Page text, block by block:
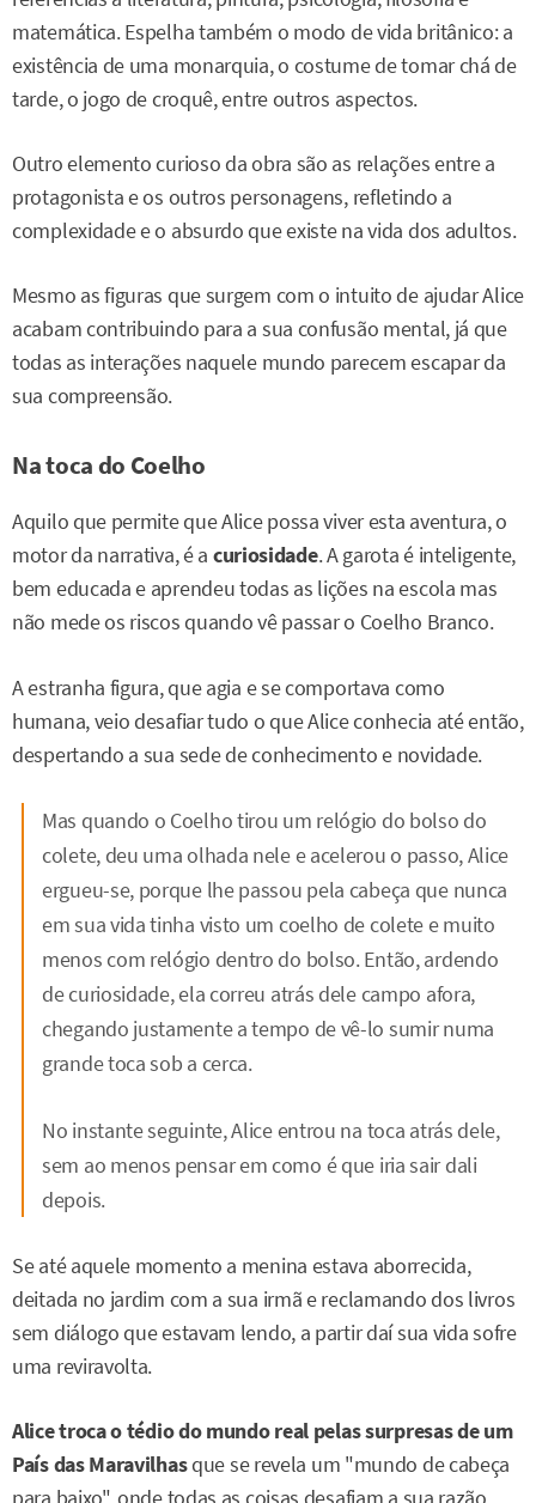
matemática. Espelha também o modo de vida britânico: a
existência de uma monarquia, o costume de tomar chá de
tarde, o jogo de croquê, entre outros aspectos.
Outro elemento curioso da obra são as relações entre a
protagonista e os outros personagens, refletindo a
complexidade e o absurdo que existe na vida dos adultos.
Mesmo as figuras que surgem com o intuito de ajudar Alice
acabam contribuindo para a sua confusão mental, já que
todas as interações naquele mundo parecem escapar da
sua compreensão.
Na toca do Coelho
Aquilo que permite que Alice possa viver esta aventura, o
motor da narrativa, é a curiosidade. A garota é inteligente,
bem educada e aprendeu todas as lições na escola mas
não mede os riscos quando vê passar o Coelho Branco.
A estranha figura, que agia e se comportava como
humana, veio desafiar tudo o que Alice conhecia até então,
despertando a sua sede de conhecimento e novidade.
Mas quando o Coelho tirou um relógio do bolso do
colete, deu uma olhada nele e acelerou o passo, Alice
ergueu-se, porque lhe passou pela cabeça que nunca
em sua vida tinha visto um coelho de colete e muito
menos com relógio dentro do bolso. Então, ardendo
de curiosidade, ela correu atrás dele campo afora,
chegando justamente a tempo de vê-lo sumir numa
grande toca sob a cerca.
No instante seguinte, Alice entrou na toca atrás dele,
sem ao menos pensar em como é que iria sair dali
depois.
Se até aquele momento a menina estava aborrecida,
deitada no jardim com a sua irmã e reclamando dos livros
sem diálogo que estavam lendo, a partir daí sua vida sofre
uma reviravolta.
Alice troca o tédio do mundo real pelas surpresas de um
País das Maravilhasque se revela um "mundo de cabeça